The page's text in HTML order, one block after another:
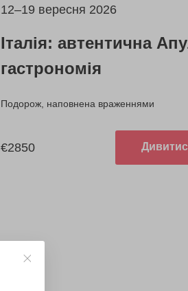
12–19 вересня 2026
Італія: автентична
гастрономія
Подорож, наповнена враженнями
€2850